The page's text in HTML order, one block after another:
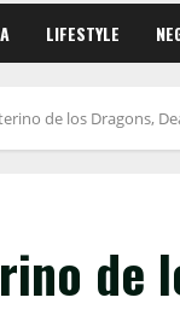
LIFESTYLE
de los Dragons,
de